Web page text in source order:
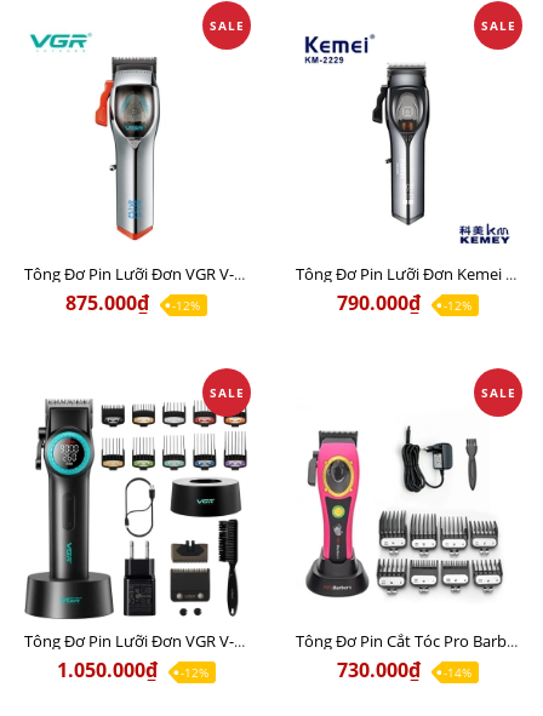
SALE
Tông Đơ Pin Lưỡi Đơn VGR V-647 Chính Hãng
875.000₫ -12%
SALE
Tông Đơ Pin Lưỡi Đơn Kemei KM-2229 Chính Hãng
790.000₫ -12%
SALE
Tông Đơ Pin Lưỡi Đơn VGR V-001 Chính Hãng
1.050.000₫ -12%
SALE
Tông Đơ Pin Cắt Tóc Pro Barber S1085 Pink Hớt Lược Đi Khung Giá Tốt
730.000₫ -14%